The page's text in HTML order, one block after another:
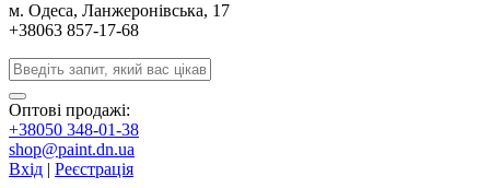
м. Одеса, Ланжеронiвська, 17
+38063 857-17-68
Оптові продажі:
+38050 348-01-38
shop@paint.dn.ua
Вхід | Реєстрація